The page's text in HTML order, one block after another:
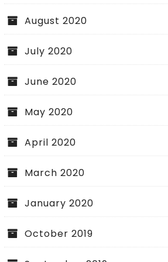
August 2020
July 2020
June 2020
May 2020
April 2020
March 2020
January 2020
October 2019